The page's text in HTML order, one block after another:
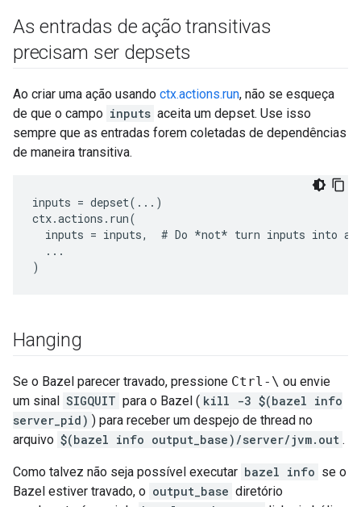
As entradas de ação transitivas
precisam ser depsets
Ao criar uma ação usando ctx.actions.run, não se esqueça
de que o campo inputs aceita um depset. Use isso
sempre que as entradas forem coletadas de dependências
de maneira transitiva.
inputs = depset(...)
ctx.actions.run(
  inputs = inputs,  # Do
*not* turn inputs into a
  ...
Hanging
Se o Bazel parecer travado, pressione Ctrl-\ ou envie
um sinal SIGQUIT para o Bazel ( kill -3 $(bazel info
server_pid) ) para receber um despejo de thread no
arquivo $(bazel info output_base)/server/jvm.out .
Como talvez não seja possível executar bazel info se o
Bazel estiver travado, o output_base diretório